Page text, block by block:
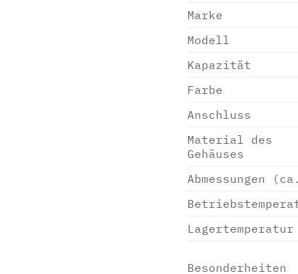
Marke
Modell
Kapazität
Farbe
Anschluss
Material des
Gehäuses
Abmessungen
Lagertemperatur
Besonderheiten